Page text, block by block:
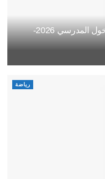
وزارة التربية تحسم موعد الدخول المدرسي 2026-
رياضة